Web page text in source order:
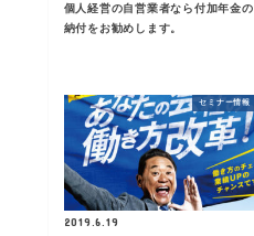
個人経営の自営業者なら付加年金の
納付をお勧めします。
セミナー情報
2019.6.19